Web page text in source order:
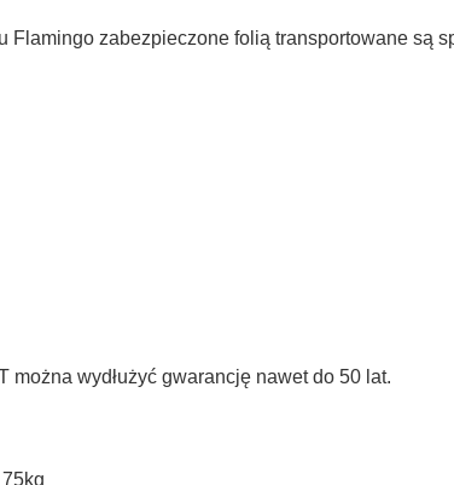
Flamingo zabezpieczone folią transportowane są
można wydłużyć gwarancję nawet do 50 lat.